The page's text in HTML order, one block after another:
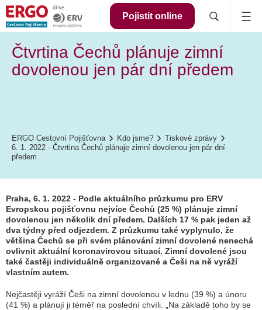
Pojistit online
Čtvrtina Čechů plánuje zimní
dovolenou jen pár dní předem
ERGO Cestovní Pojišťovna Kdo jsme?
Tiskové zprávy
6. 1. 2022 - Čtvrtina Čechů plánuje zimní dovolenou jen pár dní
předem
Praha, 6. 1. 2022 - Podle aktuálního průzkumu pro ERV
Evropskou pojišťovnu nejvíce Čechů (25 %) plánuje zimní
dovolenou jen několik dní předem. Dalších 17 % pak jeden až
dva týdny před odjezdem. Z průzkumu také vyplynulo, že
většina Čechů se při svém plánování zimní dovolené nenechá
ovlivnit aktuální koronavirovou situací. Zimní dovolené jsou
také častěji individuálně organizované a Češi na ně vyráží
vlastním autem.
Nejčastěji vyráží Češi na zimní dovolenou v lednu (39 %) a únoru
(41 %) a plánují ji téměř na poslední chvíli.
„Na základě toho by se